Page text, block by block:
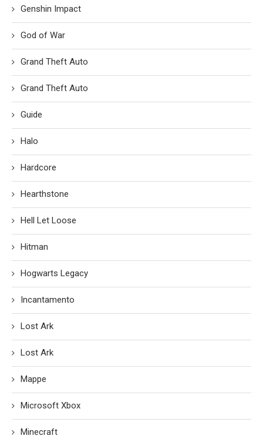
Genshin Impact
God of War
Grand Theft Auto
Grand Theft Auto
Guide
Halo
Hardcore
Hearthstone
Hell Let Loose
Hitman
Hogwarts Legacy
Incantamento
Lost Ark
Lost Ark
Mappe
Microsoft Xbox
Minecraft